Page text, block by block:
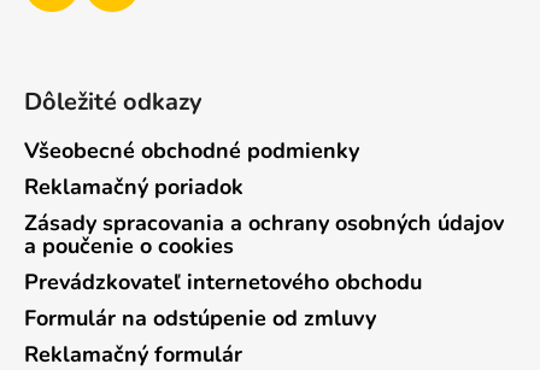
Dôležité odkazy
Všeobecné obchodné podmienky
Reklamačný poriadok
Zásady spracovania a ochrany osobných údajov
a poučenie o cookies
Prevádzkovateľ internetového obchodu
Formulár na odstúpenie od zmluvy
Reklamačný formulár